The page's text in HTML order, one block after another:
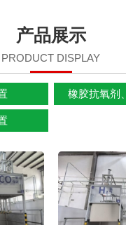
产品展示
PRODUCT DISPLAY
橡胶抗氧剂